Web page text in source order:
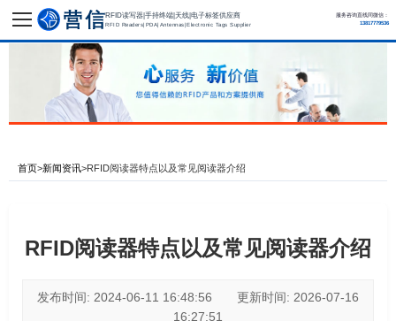
RFID读写器|手持终端|天线|电子标签供应商
RFID Readers|PDA|Antennas|Electronic Tags Supplier
服务咨询直线同微信：
13817779536
首页>新闻资讯>RFID阅读器特点以及常见阅读器介绍
RFID阅读器特点以及常见阅读器介绍
发布时间: 2024-06-11 16:48:56 更新时间: 2026-07-16
16:27:51